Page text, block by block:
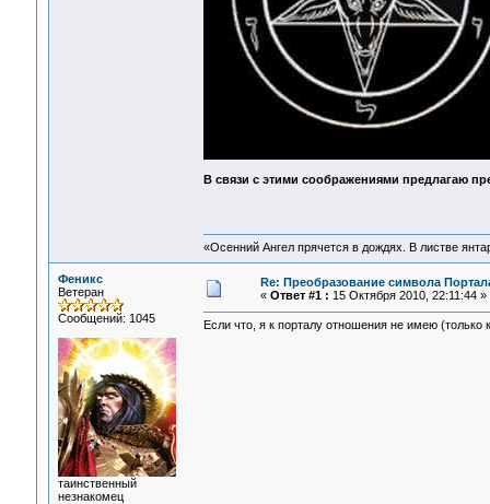
В связи с этими соображениями предлагаю
«Осенний Ангел прячется в дождях. В листве
Феникс
Ветеран
Сообщений: 1045
таинственный
незнакомец
Re: Преобразование символа
« Ответ #1 : 15 Октября 2010, 22:11:44 »
Если что, я к порталу отношения не имею